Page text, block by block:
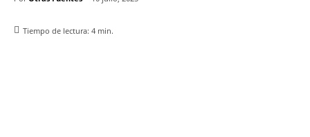
Tiempo de lectura: 4 min.